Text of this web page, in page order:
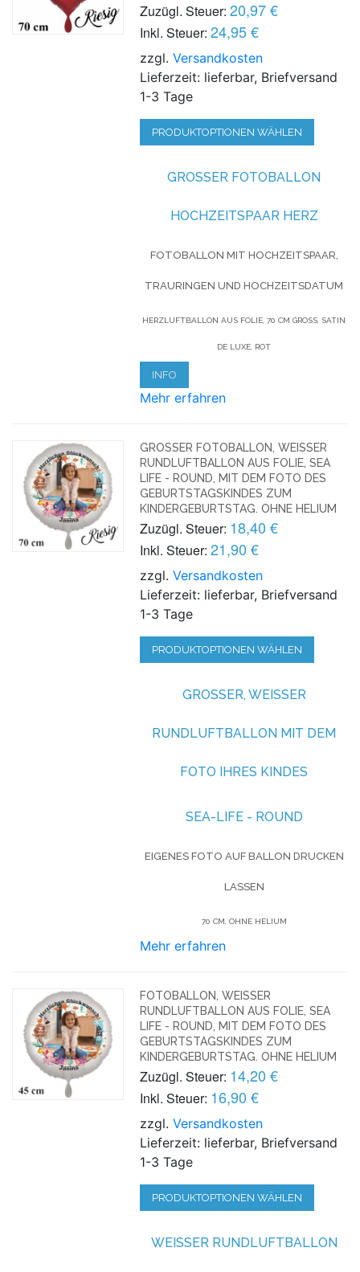
Zuzügl. Steuer: 20,97 €
Inkl. Steuer: 24,95 €
zzgl.Versandkosten
Lieferzeit: lieferbar, Briefversand
1-3 Tage
PRODUKTOPTIONEN WÄHLEN
GROSSER FOTOBALLON H
OCHZEITSPAAR HERZ
FOTOBALLON MIT HOCHZEITSPAAR,
TRAURINGEN UND HOCHZEITSDATUM
HERZLUFTBALLON AUS FOLIE, 70 CM GROSS, SATIN D
E LUXE, ROT
INFO
Mehr erfahren
GROSSER FOTOBALLON, WEISSER RU
NDLUFTBALLON AUS FOLIE, SEA LI
FE - ROUND, MIT DEM FOTO DES GE
BURTSTAGSKINDES ZUM KI
NDERGEBURTSTAG. OHNE HELIUM
Zuzügl. Steuer: 18,40 €
Inkl. Steuer: 21,90 €
zzgl.Versandkosten
Lieferzeit: lieferbar, Briefversand
1-3 Tage
PRODUKTOPTIONEN WÄHLEN
GROSSER, WEISSER RU
NDLUFTBALLON MIT DEM FO
TO IHRES KINDES
SEA-LIFE - ROUND
EIGENES FOTO AUF BALLON DRUCKEN
LASSEN
70 CM, OHNE HELIUM
Mehr erfahren
FOTOBALLON, WEISSER R
UNDLUFTBALLON AUS FOLIE, SEA L
IFE - ROUND, MIT DEM FOTO DES G
EBURTSTAGSKINDES ZUM K
INDERGEBURTSTAG. OHNE HELIUM
Zuzügl. Steuer: 14,20 €
Inkl. Steuer: 16,90 €
zzgl.Versandkosten
Lieferzeit: lieferbar, Briefversand
1-3 Tage
PRODUKTOPTIONEN WÄHLEN
WEISSER RUNDLUFTBALLON M